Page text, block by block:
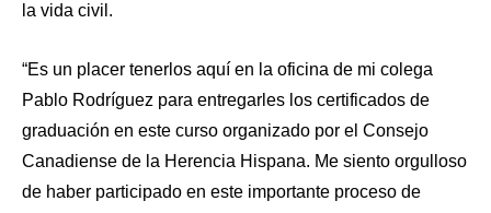
la vida civil.
“Es un placer tenerlos aquí en la oficina de mi colega
Pablo Rodríguez para entregarles los certificados de
graduación en este curso organizado por el Consejo
Canadiense de la Herencia Hispana. Me siento orgulloso
de haber participado en este importante proceso de